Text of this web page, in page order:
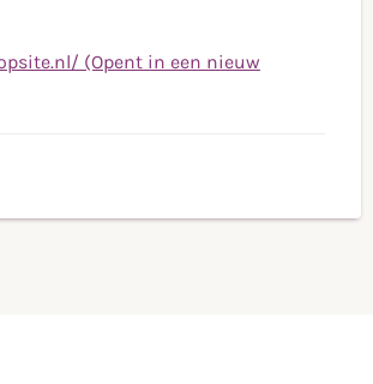
(Opent in een nieuw